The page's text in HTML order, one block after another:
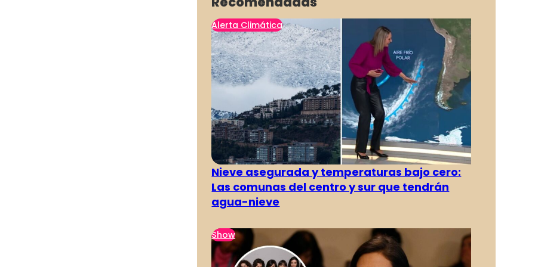
Alerta Climática
Nieve asegurada y temperaturas bajo cero:
Las comunas del centro y sur que tendrán
agua-nieve
Show